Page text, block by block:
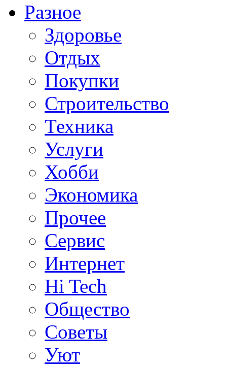
Разное
Здоровье
Отдых
Покупки
Строительство
Техника
Услуги
Хобби
Экономика
Прочее
Сервис
Интернет
Hi Tech
Общество
Советы
Уют